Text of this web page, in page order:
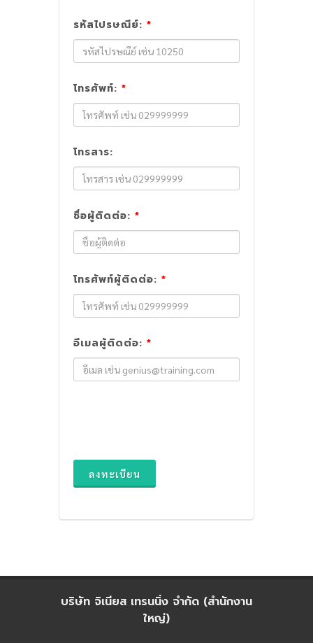
รหัสไปรษณีย์: *
โทรศัพท์: *
โทรสาร:
ชื่อผู้ติดต่อ: *
โทรศัพท์ผู้ติดต่อ: *
อีเมลผู้ติดต่อ: *
ลงทะเบียน
บริษัท จิเนียส เทรนนิ่ง จำกัด (สำนักงาน
ใหญ่)